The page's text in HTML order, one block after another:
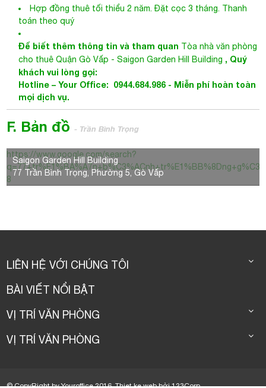
Hợp đồng thuê tối thiểu 2 năm. Đặt cọc 3 tháng. Thanh
toán theo quý
Để biết thêm thông tin và tham quan Tòa nhà văn phòng
cho thuê Quận Gò Vấp -Saigon Garden Hill Building , Quý
khách vui lòng gọi:
Hotline – Your Office: 0944.684.986 - Miễn phí hoàn toàn
mọi dịch vụ.
F. Bản đồ- Trần Bình Trọng
Saigon Garden Hill Building
77 Trần Bình Trọng, Phường 5, Gò Vấp
https://www.google.com/search?
8
LIÊN HỆ VỚI CHÚNG TÔI
BÀI VIẾT NỔI BẬT
VỊ TRÍ VĂN PHÒNG
VỊ TRÍ VĂN PHÒNG
© CopyRight by Youroffice 2016.Thiet ke webbởi123Corp